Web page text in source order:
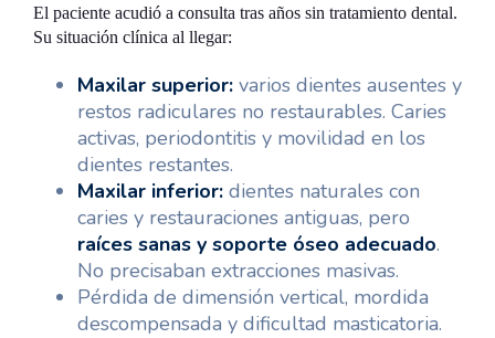
El paciente acudió a consulta tras años sin tratamiento dental.
Su situación clínica al llegar:
Maxilar superior: varios dientes ausentes y
restos radiculares no restaurables. Caries
activas, periodontitis y movilidad en los
dientes restantes.
Maxilar inferior: dientes naturales con
caries y restauraciones antiguas, pero
raíces sanas y soporte óseo adecuado.
No precisaban extracciones masivas.
Pérdida de dimensión vertical, mordida
descompensada y dificultad masticatoria.